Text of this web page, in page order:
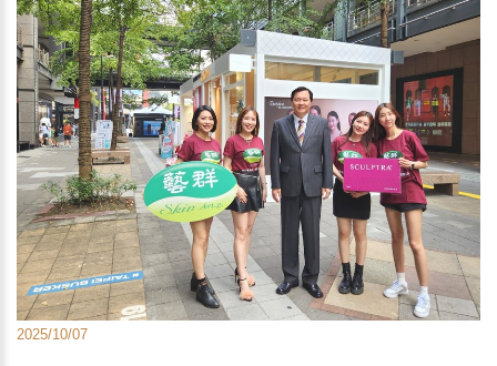
2025/10/07